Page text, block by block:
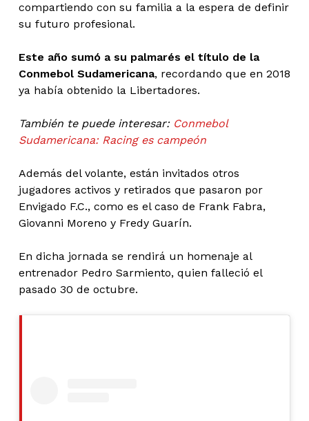
compartiendo con su familia a la espera de definir
su futuro profesional.
Este año sumó a su palmarés el título de la
Conmebol Sudamericana, recordando que en 2018
ya había obtenido la Libertadores.
También te puede interesar: Conmebol
Sudamericana: Racing es campeón
Además del volante, están invitados otros
jugadores activos y retirados que pasaron por
Envigado F.C., como es el caso de Frank Fabra,
Giovanni Moreno y Fredy Guarín.
En dicha jornada se rendirá un homenaje al
entrenador Pedro Sarmiento, quien falleció el
pasado 30 de octubre.